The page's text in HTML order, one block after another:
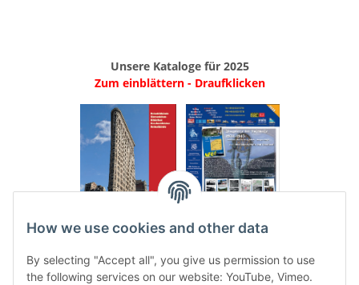
Unsere Kataloge für 2025
Zum einblättern - Draufklicken
. ..
Categories
How we use cookies and other data
By selecting "Accept all", you give us permission to use
the following services on our website: YouTube, Vimeo.